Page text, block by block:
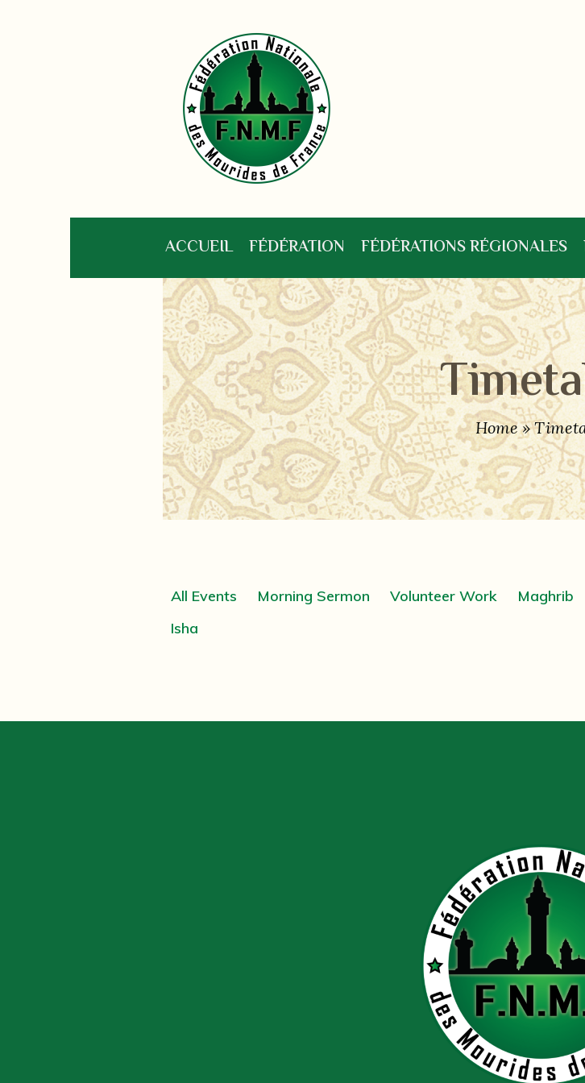
ACCUEIL FÉDÉRATION FÉDÉRATIONS RÉGIONALES
Home»
All Events Morning Sermon Volunteer Work Maghrib
Isha